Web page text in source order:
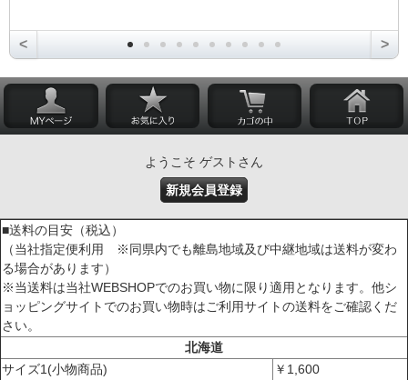
< >
ようこそ ゲストさん
新規会員登録
■送料の目安（税込）
（当社指定便利用 ※同県内でも離島地域及び中継地域は送料が変わ
る場合があります）
※当送料は当社WEBSHOPでのお買い物に限り適用となります。他シ
ョッピングサイトでのお買い物時はご利用サイトの送料をご確認くだ
さい。
北海道
サイズ1(小物商品)
￥1,600